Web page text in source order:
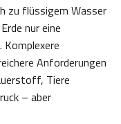
zu flüssigem Wasser
nur eine
Anforderungen
Tiere
– aber